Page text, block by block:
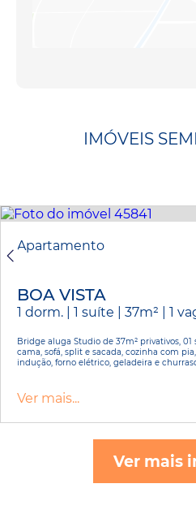
IMÓVEIS
Apartamento
BOA VISTA
1 dorm. | 1 suíte | 37m² | 1
Bridge aluga Studio de 37m² privativos,
cama, sofá, split e sacada, cozinha com
indução, forno elétrico, geladeira e
Ver mais...
Ver mais